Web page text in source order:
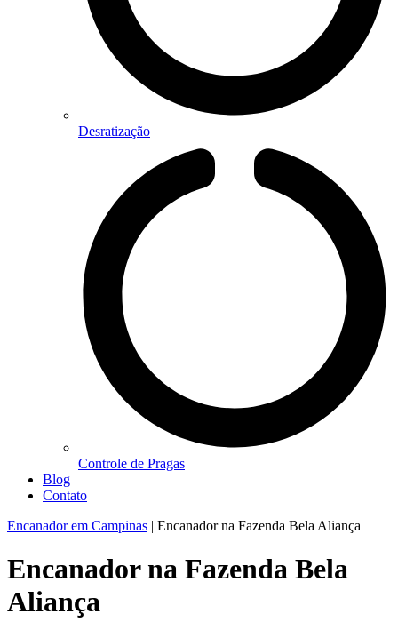
Desratização
Controle de Pragas
Blog
Contato
Encanador em Campinas | Encanador na Fazenda Bela Aliança
Encanador na Fazenda Bela
Aliança